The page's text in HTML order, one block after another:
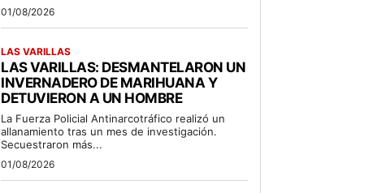
01/08/2026
LAS VARILLAS
LAS VARILLAS: DESMANTELARON UN
INVERNADERO DE MARIHUANA Y
DETUVIERON A UN HOMBRE
La Fuerza Policial Antinarcotráfico realizó un
allanamiento tras un mes de investigación.
Secuestraron más...
01/08/2026